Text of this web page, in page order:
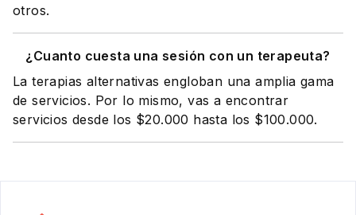
otros.
¿Cuanto cuesta una sesión con un terapeuta?
La terapias alternativas engloban una amplia gama
de servicios. Por lo mismo, vas a encontrar
servicios desde los $20.000 hasta los $100.000.